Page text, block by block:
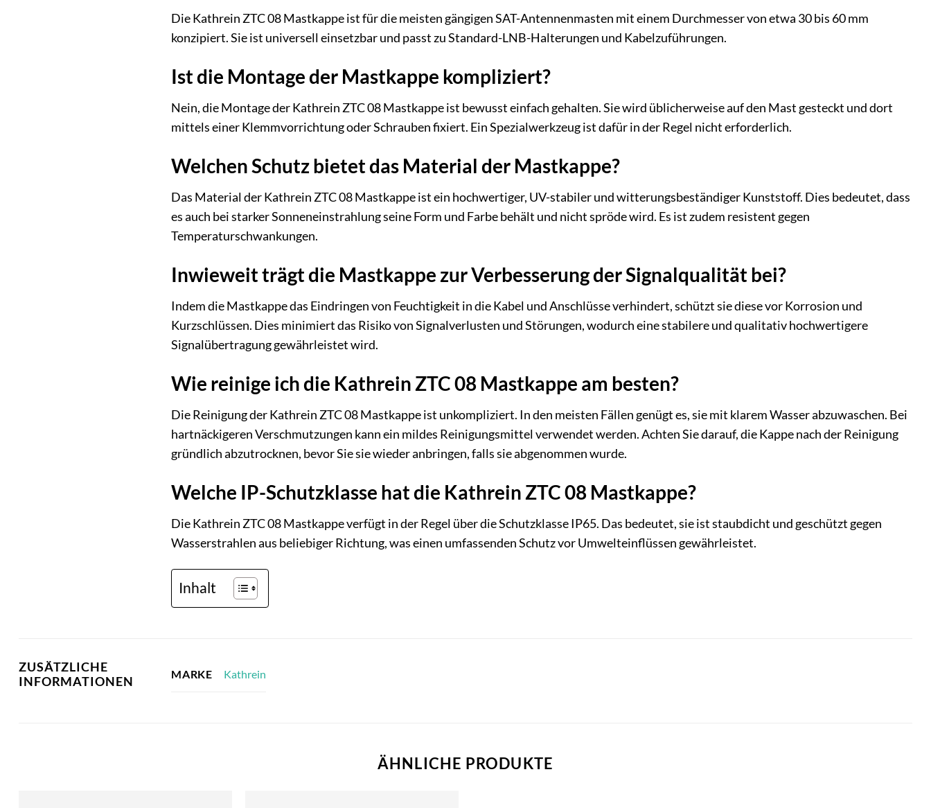
Die Kathrein ZTC 08 Mastkappe ist für die meisten gängigen SAT-Antennenmasten mit einem Durchmesser von etwa 30 bis 60 mm
konzipiert. Sie ist universell einsetzbar und passt zu Standard-LNB-Halterungen und Kabelzuführungen.
Ist die Montage der Mastkappe kompliziert?
Nein, die Montage der Kathrein ZTC 08 Mastkappe ist bewusst einfach gehalten. Sie wird üblicherweise auf den Mast gesteckt und dort
mittels einer Klemmvorrichtung oder Schrauben fixiert. Ein Spezialwerkzeug ist dafür in der Regel nicht erforderlich.
Welchen Schutz bietet das Material der Mastkappe?
Das Material der Kathrein ZTC 08 Mastkappe ist ein hochwertiger, UV-stabiler und witterungsbeständiger Kunststoff. Dies bedeutet, dass
es auch bei starker Sonneneinstrahlung seine Form und Farbe behält und nicht spröde wird. Es ist zudem resistent gegen
Temperaturschwankungen.
Inwieweit trägt die Mastkappe zur Verbesserung der Signalqualität bei?
Indem die Mastkappe das Eindringen von Feuchtigkeit in die Kabel und Anschlüsse verhindert, schützt sie diese vor Korrosion und
Kurzschlüssen. Dies minimiert das Risiko von Signalverlusten und Störungen, wodurch eine stabilere und qualitativ hochwertigere
Signalübertragung gewährleistet wird.
Wie reinige ich die Kathrein ZTC 08 Mastkappe am besten?
Die Reinigung der Kathrein ZTC 08 Mastkappe ist unkompliziert. In den meisten Fällen genügt es, sie mit klarem Wasser abzuwaschen. Bei
hartnäckigeren Verschmutzungen kann ein mildes Reinigungsmittel verwendet werden. Achten Sie darauf, die Kappe nach der Reinigung
gründlich abzutrocknen, bevor Sie sie wieder anbringen, falls sie abgenommen wurde.
Welche IP-Schutzklasse hat die Kathrein ZTC 08 Mastkappe?
Die Kathrein ZTC 08 Mastkappe verfügt in der Regel über die Schutzklasse IP65. Das bedeutet, sie ist staubdicht und geschützt gegen
Wasserstrahlen aus beliebiger Richtung, was einen umfassenden Schutz vor Umwelteinflüssen gewährleistet.
Inhalt
ZUSÄTZLICHE
INFORMATIONEN
MARKE Kathrein
ÄHNLICHE PRODUKTE